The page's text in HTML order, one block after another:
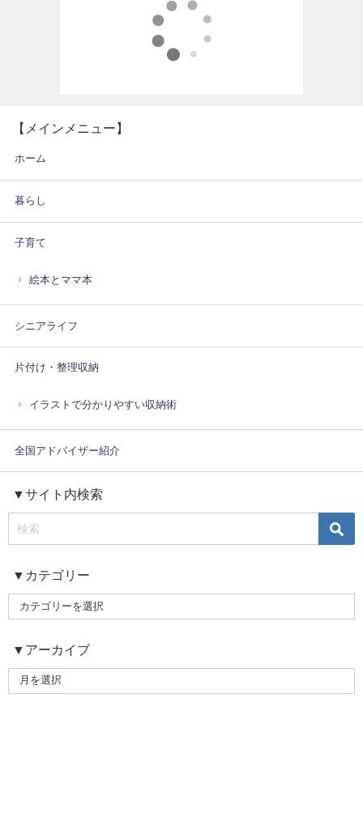
【メインメニュー】
ホーム
暮らし
子育て
絵本とママ本
シニアライフ
片付け・整理収納
イラストで分かりやすい収納術
全国アドバイザー紹介
▼サイト内検索
▼カテゴリー
▼アーカイブ